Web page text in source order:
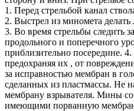
1. Перед стрельбой канал
2. Выстрел из миномета
3. Во время стрельбы следить
продольного и поперечного
приблизительно посередине.
предохраняя их , от
за исправностью мембран в
сделанных из пластмассы. Не
мембрану взрывателя. Мины
имеющими порванную